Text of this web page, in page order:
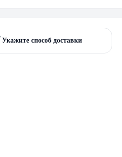
Укажите способ доставки